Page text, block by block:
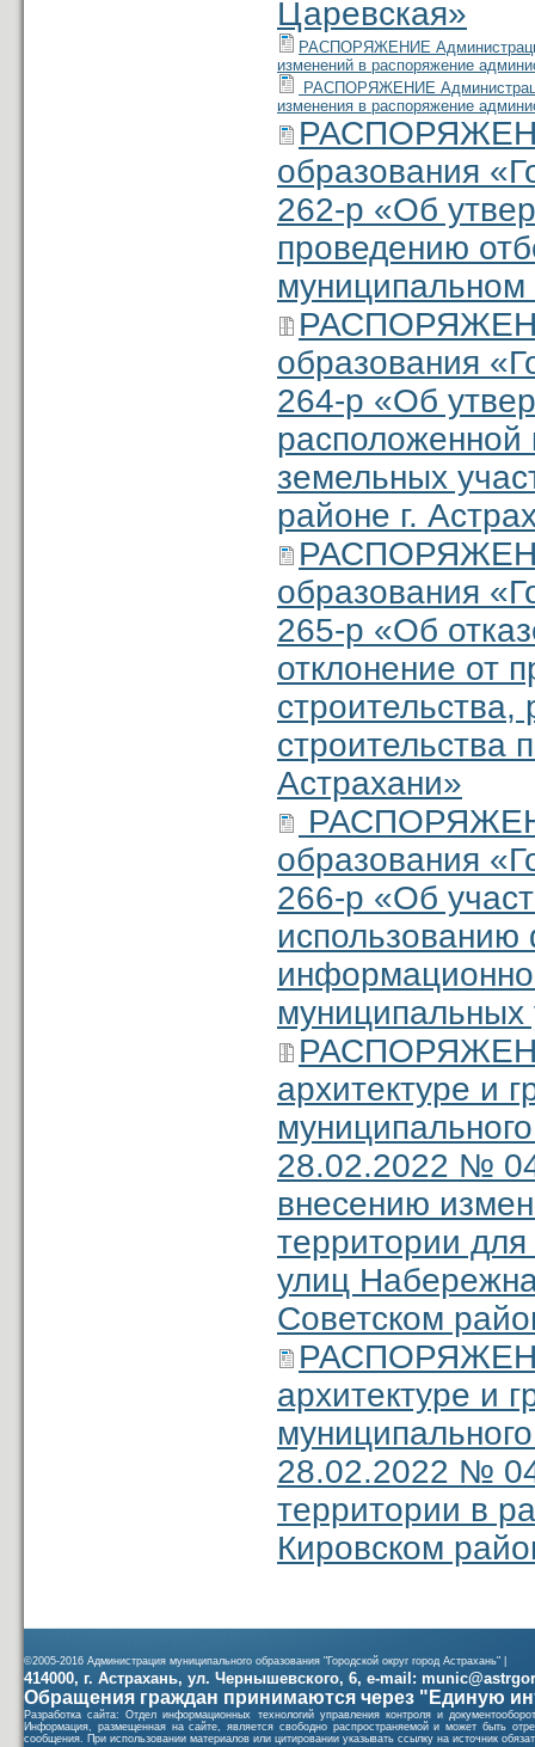
Царевская»
РАСПОРЯЖЕНИЕ
изменений в распоряжение
РАСПОРЯЖЕНИЕ
изменения в распоряжение
образования
262-р «Об
проведению
муниципальном
образования
264-р «Об
расположенной
земельных
районе г.
образования
265-р «Об
отклонение от
строительства,
строительства
Астрахани»
образования
266-р «Об
использованию
муниципальных
архитектуре и
28.02.2022 №
внесению
территории для
улиц
Советском
архитектуре и
28.02.2022 №
территории в
Кировском
©2005-2016 Администрация муниципального образования "Городской округ город Астрахань" |
414000, г. Астрахань, ул. Чернышевского, 6, e-mail:
Обращения граждан принимаются через "Единую
Разработка сайта: Отдел информационных технологий управления контроля и
Информация, размещенная на сайте, является свободно распространяемой и может быть
сообщения. При использовании материалов или цитировании указывать ссылку на источник